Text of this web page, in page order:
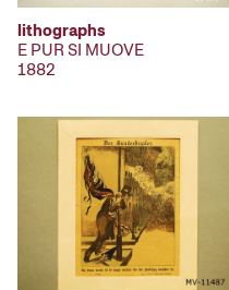
lithographs
E PUR SI MUOVE
1882